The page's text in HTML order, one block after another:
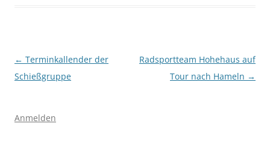
Beitragsnavigation
← Terminkallender der
Schießgruppe
Radsportteam Hohehaus auf
Tour nach Hameln →
Anmelden